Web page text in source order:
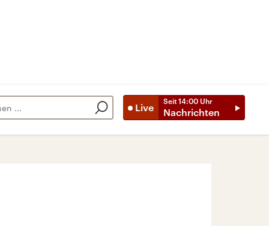
Live
Seit 14:00 Uhr
Nachrichten